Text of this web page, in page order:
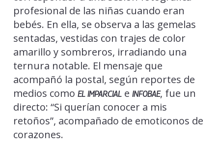
profesional de las niñas cuando eran
bebés. En ella, se observa a las gemelas
sentadas, vestidas con trajes de color
amarillo y sombreros, irradiando una
ternura notable. El mensaje que
acompañó la postal, según reportes de
medios como EL IMPARCIALe INFOBAE, fue un
directo: “Si querían conocer a mis
retoños”, acompañado de emoticonos de
corazones.